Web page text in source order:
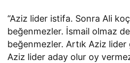
“Aziz lider istifa. Sonra Ali
beğenmezler. İsmail olmaz
beğenmezler. Artık Aziz lider
Aziz lider aday olur oy